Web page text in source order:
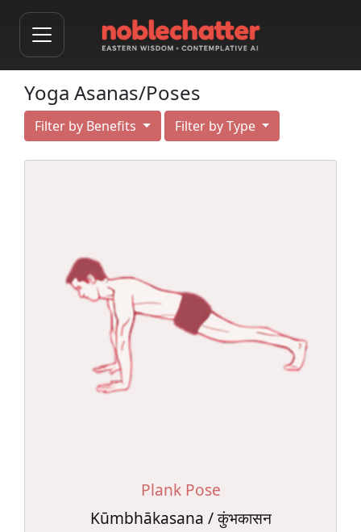
Yoga Asanas/Poses
Filter by Benefits Filter by Type
Plank Pose
Kūmbhākasana / कुंभकासन